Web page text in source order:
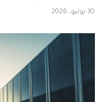
30 يوليو، 2026